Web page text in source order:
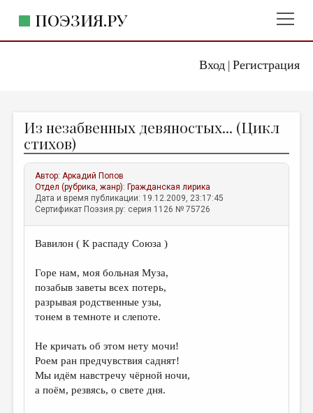
Вход| Регистрация
ПОЭЗИЯ.РУ
ЖАНРЫ
АВТОРЫ
КОММЕНТАРИИ
ЛИТСАЛОН
ОТДЕЛЫ И РУБРИКИ
ИЗБРАННОЕ
ПРОИЗВЕДЕНИЯ
ПЕРЕВОДЫ
Из незабвенных девяностых... (Цикл
стихов)
Автор:Аркадий Попов
Отдел (рубрика, жанр): Гражданская лирика
Дата и время публикации: 19.12.2009, 23:17:45
Сертификат Поэзия.ру: серия 1126 № 75726
Вавилон ( К распаду Союза )
Горе нам, моя больная Муза,
позабыв заветы всех потерь,
разрывая родственные узы,
тонем в темноте и слепоте.
Не кричать об этом нету мочи!
Роем ран предчувствия саднят!
Мы идём навстречу чёрной ночи,
а поём, резвясь, о свете дня.